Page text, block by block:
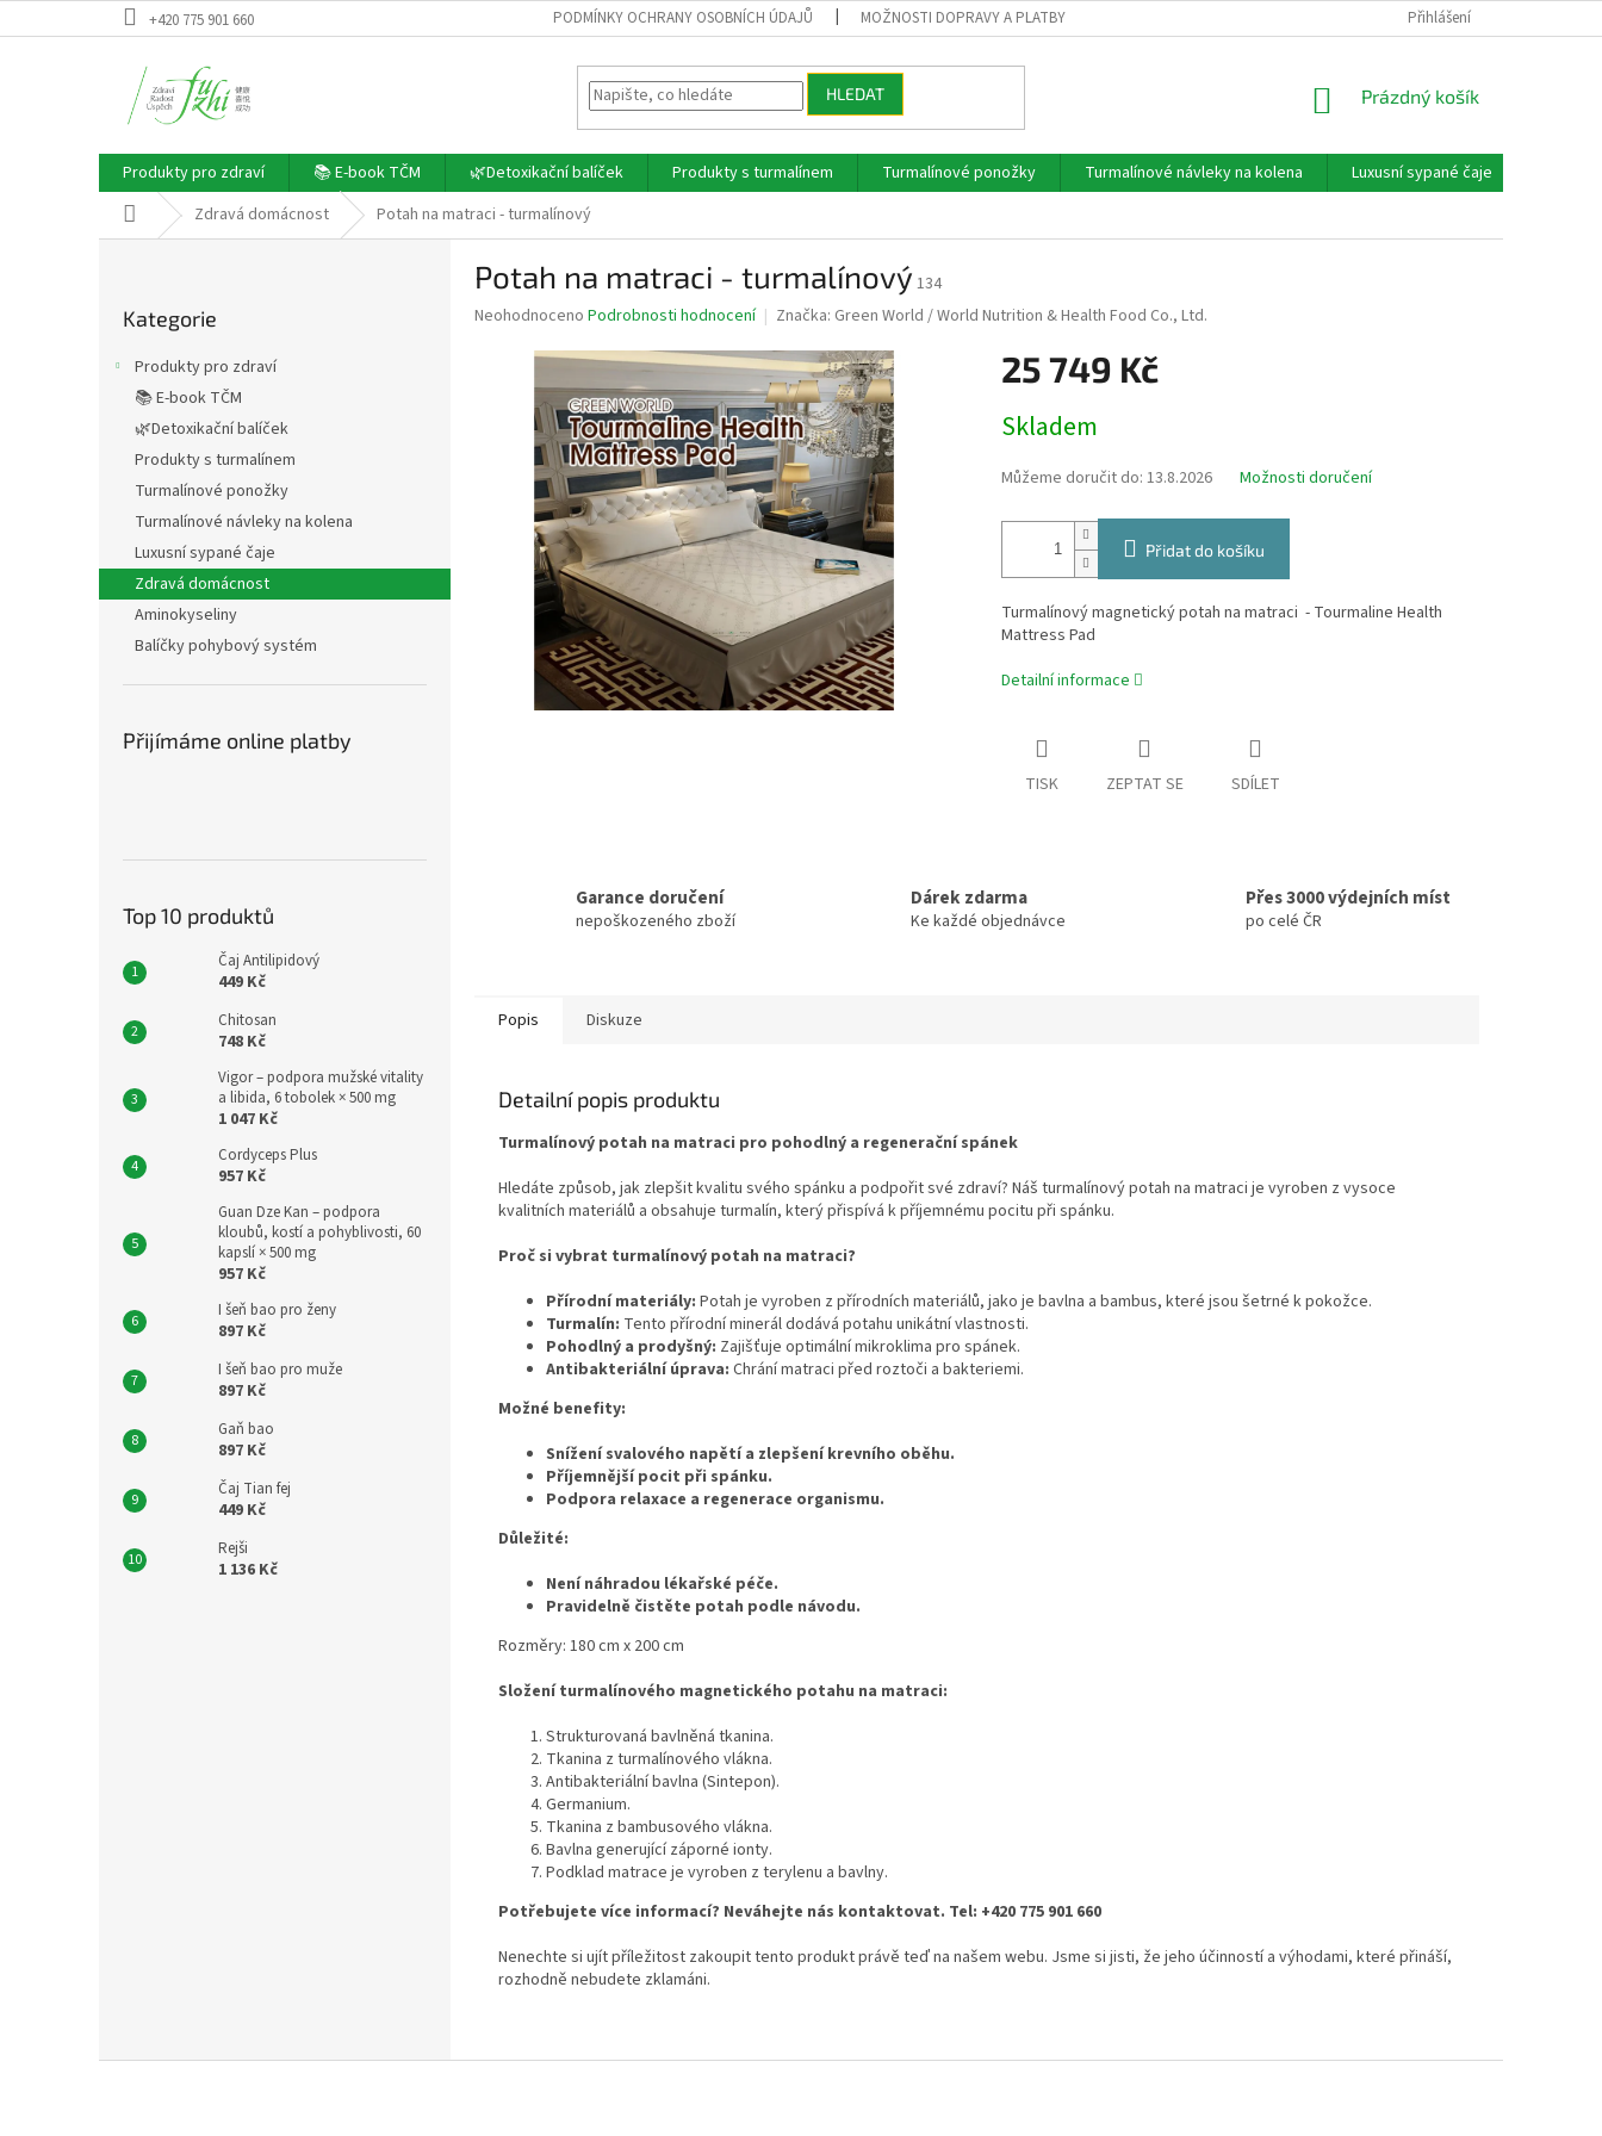
na
+420 775 901 660 PODMÍNKY OCHRANY OSOBNÍCH ÚDAJŮ MOŽNOSTI DOPRAVY A PLATBY HODNOCENÍ OBCHODU
Přihlášení
HLEDAT
NÁKUPNÍ
Prázdný košík
Produkty pro zdraví 📚 E-book TČM 🌿Detoxikační balíček Produkty s turmalínem Turmalínové ponožky Turmalínové návleky na kolena Luxusní sypané čaje
Domů Zdravá domácnost Potah na matraci - turmalínový
e
l
kategorie
Kategorie
Produkty pro zdraví
📚 E-book TČM
🌿Detoxikační balíček
Produkty s turmalínem
Turmalínové ponožky
Turmalínové návleky na kolena
Luxusní sypané čaje
Zdravá domácnost
Aminokyseliny
Balíčky pohybový systém
Přijímáme online platby
Top 10 produktů
Čaj Antilipidový
449 Kč
Chitosan
748 Kč
Vigor – podpora mužské vitality
a libida, 6 tobolek × 500 mg
1 047 Kč
Cordyceps Plus
957 Kč
Guan Dze Kan – podpora
kloubů, kostí a pohyblivosti, 60
kapslí × 500 mg
957 Kč
I šeň bao pro ženy
897 Kč
I šeň bao pro muže
897 Kč
Gaň bao
897 Kč
Čaj Tian fej
449 Kč
Rejši
1 136 Kč
Potah na matraci - turmalínový 134
Průměrné
produktu
hvězdiček.
Neohodnoceno Podrobnosti hodnocení Značka: Green World / World Nutrition & Health Food Co., Ltd.
25 749 Kč
cena:
Skladem
Můžeme doručit do: 13.8.2026 Možnosti doručení
Přidat do košíku
Turmalínový magnetický potah na matraci - Tourmaline Health
Mattress Pad
Detailní informace
TISK ZEPTAT SE SDÍLET
Garance doručení
nepoškozeného zboží
Dárek zdarma
Ke každé objednávce
Přes 3000 výdejních míst
po celé ČR
Popis Diskuze
Detailní popis produktu
Turmalínový potah na matraci pro pohodlný a regenerační spánek
Hledáte způsob, jak zlepšit kvalitu svého spánku a podpořit své zdraví? Náš turmalínový potah na matraci je vyroben z vysoce
kvalitních materiálů a obsahuje turmalín, který přispívá k příjemnému pocitu při spánku.
Proč si vybrat turmalínový potah na matraci?
Přírodní materiály: Potah je vyroben z přírodních materiálů, jako je bavlna a bambus, které jsou šetrné k pokožce.
Turmalín: Tento přírodní minerál dodává potahu unikátní vlastnosti.
Pohodlný a prodyšný: Zajišťuje optimální mikroklima pro spánek.
Antibakteriální úprava: Chrání matraci před roztoči a bakteriemi.
Možné benefity:
Snížení svalového napětí a zlepšení krevního oběhu.
Příjemnější pocit při spánku.
Podpora relaxace a regenerace organismu.
Důležité:
Není náhradou lékařské péče.
Pravidelně čistěte potah podle návodu.
Rozměry: 180 cm x 200 cm
Složení turmalínového magnetického potahu na matraci:
Strukturovaná bavlněná tkanina.
Tkanina z turmalínového vlákna.
Antibakteriální bavlna (Sintepon).
Germanium.
Tkanina z bambusového vlákna.
Bavlna generující záporné ionty.
Podklad matrace je vyroben z terylenu a bavlny.
Potřebujete více informací? Neváhejte nás kontaktovat. Tel: +420 775 901 660
Nenechte si ujít příležitost zakoupit tento produkt právě teď na našem webu. Jsme si jisti, že jeho účinností a výhodami, které přináší,
rozhodně nebudete zklamáni.